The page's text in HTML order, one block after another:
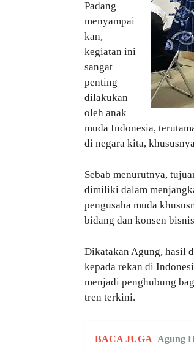
Padang
menyampai
kan,
kegiatan ini
sangat
penting
dilakukan
oleh anak
muda Indonesia,
di negara kita,
Sebab menurutnya,
dimiliki dalam
pengusaha muda
bidang dan konsen
Dikatakan Agung, hasil
kepada rekan di
menjadi penghubung
tren terkini.
BACA JUGA Agung